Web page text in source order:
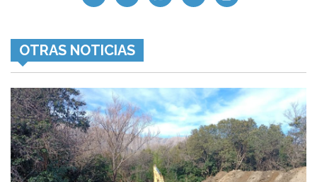
OTRAS NOTICIAS